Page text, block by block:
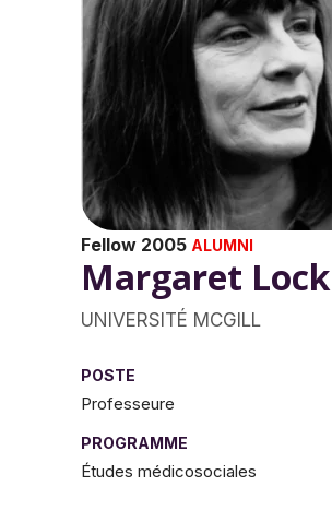
Fellow 2005 ALUMNI
Margaret Lock
UNIVERSITÉ MCGILL
POSTE
Professeure
PROGRAMME
Études médicosociales